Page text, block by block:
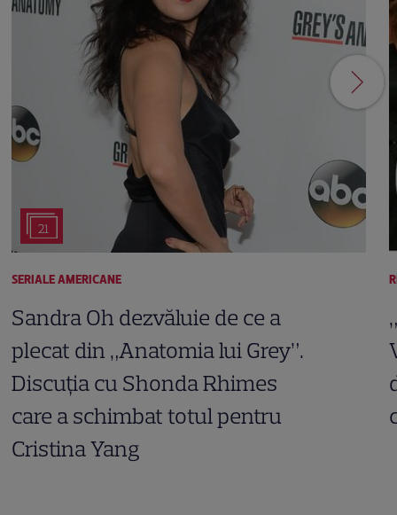
21
SERIALE AMERICANE
Sandra Oh dezvăluie de ce a
plecat din „Anatomia lui Grey”.
Discuția cu Shonda Rhimes
care a schimbat totul pentru
Cristina Yang